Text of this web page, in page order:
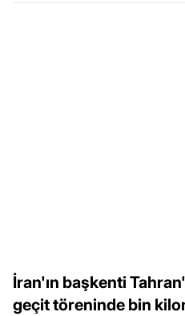
İran'ın başkenti
geçit töreninde bin